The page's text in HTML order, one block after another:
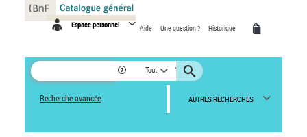
Espace personnel Aide Une question ? Historique
Tout
Recherche avancée AUTRES RECHERCHES
Panneau de gestion des cookies